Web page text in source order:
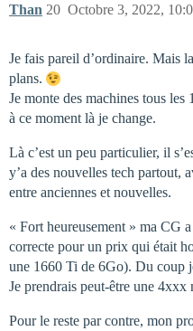
Than Octobre 3, 2022,
20
Je fais pareil d’ordinaire. Mais
plans.
Je monte des machines tous les
à ce moment là je change.
Là c’est un peu particulier, il
y’a des nouvelles tech partout,
entre anciennes et nouvelles.
« Fort heureusement » ma CG
correcte pour un prix qui était
une 1660 Ti de 6Go). Du coup
Je prendrais peut-être une 4xxx
Pour le reste par contre, mon